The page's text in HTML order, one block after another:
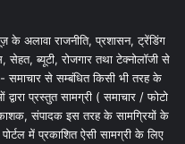
के अलावा राजनीति, प्रशासन, ट्रेंडिंग
ब्यूटी, रोजगार तथा टेक्नोलॉजी से
से सम्बंधित किसी भी तरह के
प्रस्तुत सामग्री ( समाचार / फोटो
संपादक इस तरह के सामग्रियों के
में प्रकाशित ऐसी सामग्री के लिए